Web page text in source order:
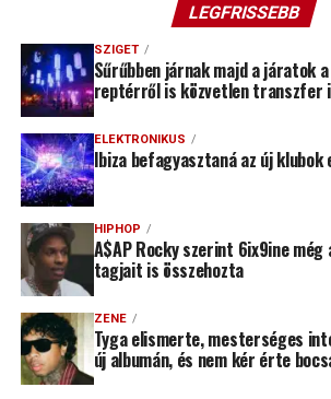
LEGFRISSEBB
SZIGET
Sűrűbben járnak majd a járatok
reptérről is közvetlen transzfer
ELEKTRONIKUS
Ibiza befagyasztaná az új klubok
HIPHOP
A$AP Rocky szerint 6ix9ine még
tagjait is összehozta
ZENE
Tyga elismerte, mesterséges
új albumán, és nem kér érte